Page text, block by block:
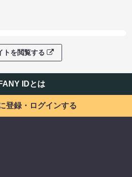
トを閲覧する
FANY IDとは
登録・ログインする